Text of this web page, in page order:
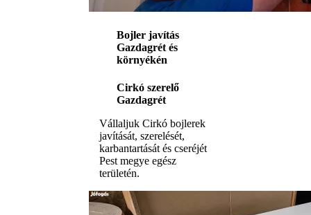
Bojler javítás
Gazdagrét és
környékén
Cirkó szerelő
Gazdagrét
Vállaljuk Cirkó bojlerek
javítását, szerelését,
karbantartását és cseréjét
Pest megye egész
területén.